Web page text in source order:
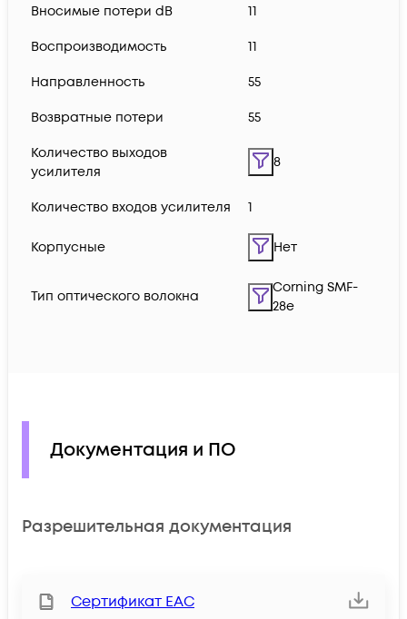
Вносимые потери dB 11
Воспроизводимость 11
Направленность 55
Возвратные потери 55
Количество выходов
усилителя
8
Количество входов усилителя 1
Корпусные Нет
Тип оптического волокна
Corning SMF-
28e
Документация и ПО
Разрешительная документация
Сертификат ЕАС